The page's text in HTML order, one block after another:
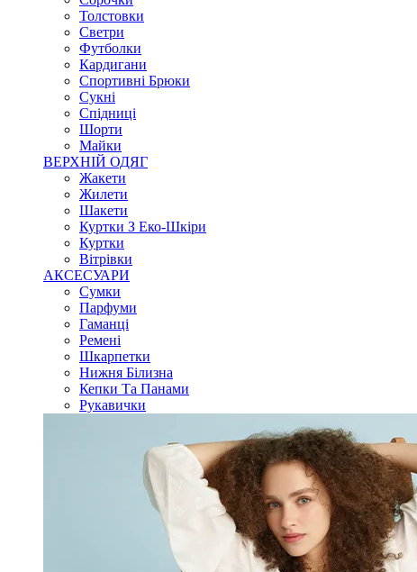
Толстовки
Светри
Футболки
Кардигани
Спортивні Брюки
Сукні
Спідниці
Шорти
Майки
ВЕРХНІЙ ОДЯГ
Жакети
Жилети
Шакети
Куртки З Еко-Шкіри
Куртки
Вітрівки
АКСЕСУАРИ
Сумки
Парфуми
Гаманці
Ремені
Шкарпетки
Нижня Білизна
Кепки Та Панами
Рукавички